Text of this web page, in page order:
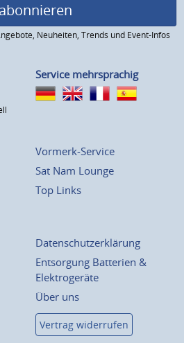
abonnieren
Neuheiten, Trends und Event-Infos
Service mehrsprachig
Vormerk-Service
Sat Nam Lounge
Top Links
Datenschutzerklärung
Entsorgung Batterien &
Elektrogeräte
Über uns
Vertrag widerrufen